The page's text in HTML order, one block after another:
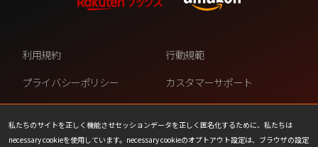
私たちのサイトを正しく機能させセッションデータを正しく匿名化するために、私たちは
necessary cookieを使用しています。necessary cookieのオプトアウト設定は、ブラウザの設定
利用規約
行動規範
プライバシーポリシー
カスタマーサポート
ファンコンテンツ・ポリシー
個人情報の販売や共有を許可し
ない